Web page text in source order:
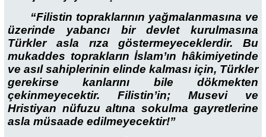
“Filistin topraklarının yağmalanmasına ve
üzerinde yabancı bir devlet kurulmasına
Türkler asla rıza göstermeyeceklerdir. Bu
mukaddes toprakların İslam’ın hâkimiyetinde
ve asıl sahiplerinin elinde kalması için, Türkler
gerekirse kanlarını bile dökmekten
çekinmeyecektir. Filistin’in; Musevi ve
Hristiyan nüfuzu altına sokulma gayretlerine
asla müsaade edilmeyecektir!”